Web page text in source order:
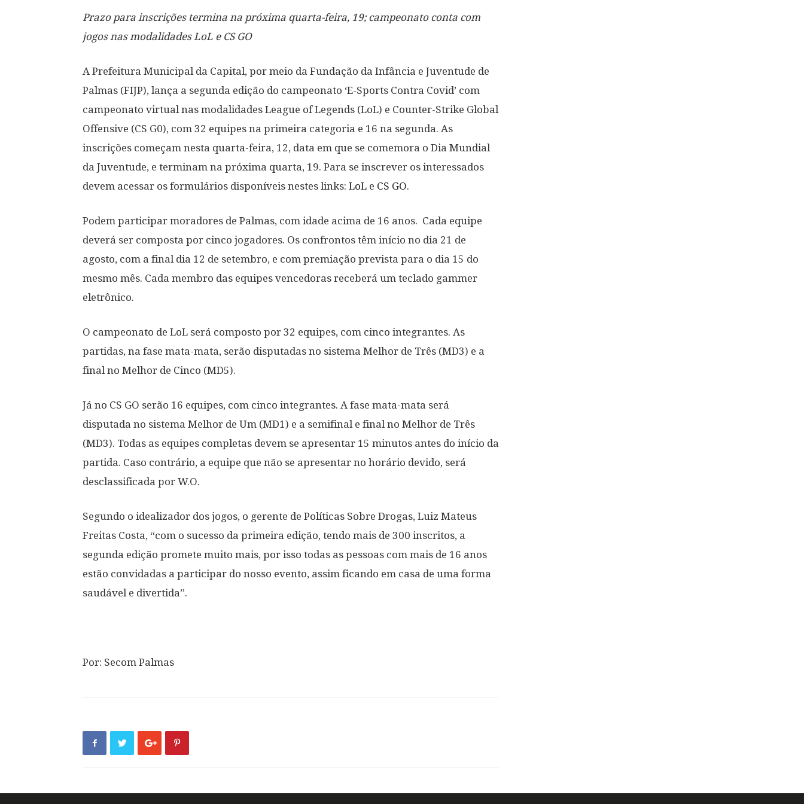
Prazo para inscrições termina na próxima quarta-feira, 19; campeonato conta com
jogos nas modalidades LoL e CS GO
A Prefeitura Municipal da Capital, por meio da Fundação da Infância e Juventude de
Palmas (FIJP), lança a segunda edição do campeonato ‘E-Sports Contra Covid’ com
campeonato virtual nas modalidades League of Legends (LoL) e Counter-Strike Global
Offensive (CS G0), com 32 equipes na primeira categoria e 16 na segunda. As
inscrições começam nesta quarta-feira, 12, data em que se comemora o Dia Mundial
da Juventude, e terminam na próxima quarta, 19. Para se inscrever os interessados
devem acessar os formulários disponíveis nestes links: LoL e CS GO.
Podem participar moradores de Palmas, com idade acima de 16 anos. Cada equipe
deverá ser composta por cinco jogadores. Os confrontos têm início no dia 21 de
agosto, com a final dia 12 de setembro, e com premiação prevista para o dia 15 do
mesmo mês. Cada membro das equipes vencedoras receberá um teclado gammer
eletrônico.
O campeonato de LoL será composto por 32 equipes, com cinco integrantes. As
partidas, na fase mata-mata, serão disputadas no sistema Melhor de Três (MD3) e a
final no Melhor de Cinco (MD5).
Já no CS GO serão 16 equipes, com cinco integrantes. A fase mata-mata será
disputada no sistema Melhor de Um (MD1) e a semifinal e final no Melhor de Três
(MD3). Todas as equipes completas devem se apresentar 15 minutos antes do início da
partida. Caso contrário, a equipe que não se apresentar no horário devido, será
desclassificada por W.O.
Segundo o idealizador dos jogos, o gerente de Políticas Sobre Drogas, Luiz Mateus
Freitas Costa, “com o sucesso da primeira edição, tendo mais de 300 inscritos, a
segunda edição promete muito mais, por isso todas as pessoas com mais de 16 anos
estão convidadas a participar do nosso evento, assim ficando em casa de uma forma
saudável e divertida”.
Por: Secom Palmas